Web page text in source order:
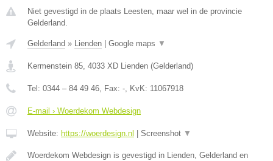
Niet gevestigd in de plaats Leesten, maar wel in de provincie
Gelderland.
Gelderland » Lienden Google maps ▼
Kermenstein 85, 4033 XD Lienden (Gelderland)
Tel: 0344 – 84 49 46, Fax: -, KvK: 11067918
E-mail › Woerdekom Webdesign
Website: https://woerdesign.nl Screenshot ▼
Woerdekom Webdesign is gevestigd in Lienden, Gelderland en